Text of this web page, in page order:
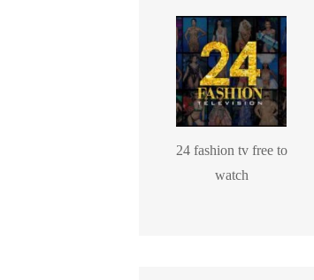
24 fashion tv free to
watch